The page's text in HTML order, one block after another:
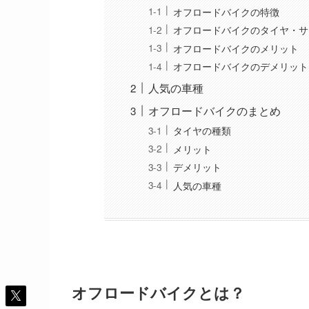
オフロードバイクの特徴
オフロードバイクのタイヤ・
オフロードバイクのメリット
オフロードバイクのデメリット
人気の車種
オフロードバイクのまとめ
タイヤの種類
メリット
デメリット
人気の車種
オフロードバイクとは？